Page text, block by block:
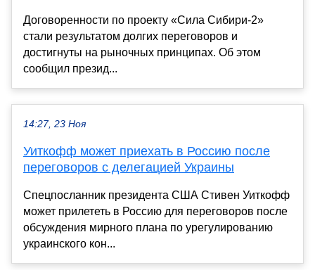
Договоренности по проекту «Сила Сибири-2»
стали результатом долгих переговоров и
достигнуты на рыночных принципах. Об этом
сообщил презид...
14:27, 23 Ноя
Уиткофф может приехать в Россию после
переговоров с делегацией Украины
Спецпосланник президента США Стивен Уиткофф
может прилететь в Россию для переговоров после
обсуждения мирного плана по урегулированию
украинского кон...